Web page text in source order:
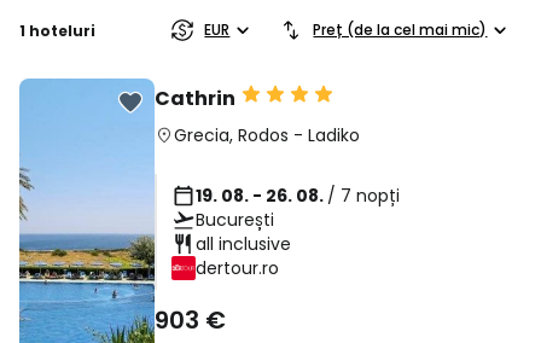
1 hoteluri EUR Preț (de la cel mai mic)
Cathrin
Grecia, Rodos - Ladiko
19. 08. - 26. 08. / 7 nopți
București
all inclusive
dertour.ro
903 €